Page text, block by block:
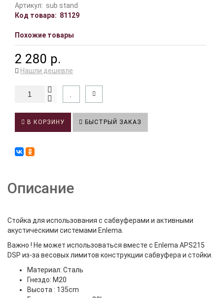
Артикул: sub stand
Код товара: 81129
Похожие товары
2 280 р.
Нашли дешевле
В КОРЗИНУ БЫСТРЫЙ ЗАКАЗ
Описание
Стойка для использования с сабвуферами и активными
акустическими системами Enlema.
Важно ! Не может использоваться вместе с Enlema APS215
DSP из-за весовых лимитов конструкции сабвуфера и стойки.
Материал: Сталь
Гнездо: M20
Высота : 135cm